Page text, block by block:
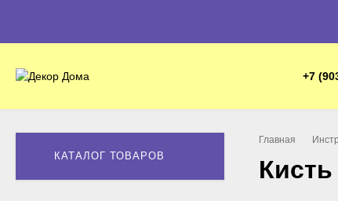
+7
КАТАЛОГ ТОВАРОВ
Главная